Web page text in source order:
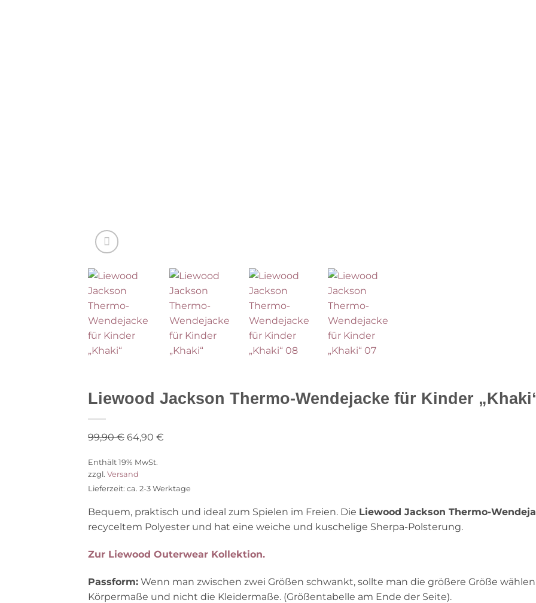
Liewood Jackson Thermo-Wendejacke für Kinder
99,90€ Ursprünglicher
war:
64,90 €
Enthält 19% MwSt.
zzgl. Versand
Lieferzeit: ca. 2-3 Werktage
Bequem, praktisch und ideal zum Spielen im Freien. Die Liewood Jackson Thermo-
recyceltem Polyester und hat eine weiche und kuschelige Sherpa-Polsterung.
Zur Liewood Outerwear Kollektion.
Passform: Wenn man zwischen zwei Größen schwankt, sollte man die größere Größe
Körpermaße und nicht die Kleidermaße. (Größentabelle am Ende der Seite).